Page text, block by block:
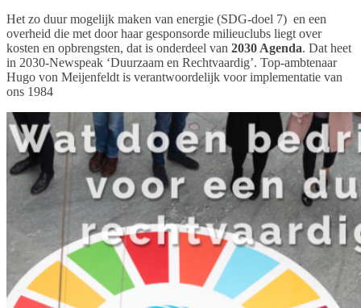
Het zo duur mogelijk maken van energie (SDG-doel 7) en een
overheid die met door haar gesponsorde milieuclubs liegt over
kosten en opbrengsten, dat is onderdeel van 2030 Agenda. Dat heet
in 2030-Newspeak ‘Duurzaam en Rechtvaardig’. Top-ambtenaar
Hugo von Meijenfeldt is verantwoordelijk voor implementatie van
ons 1984